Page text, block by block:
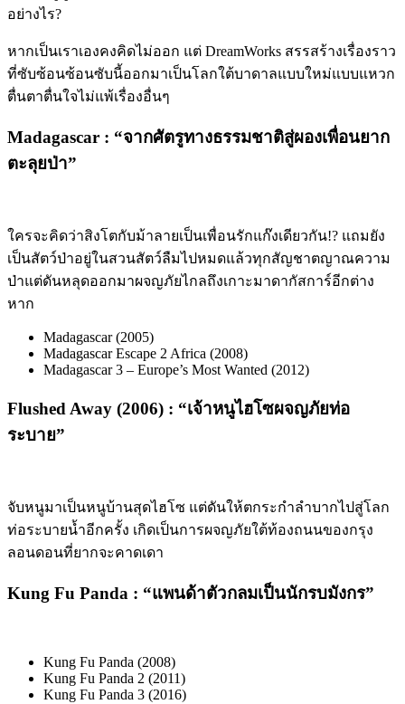
อย่างไร?
หากเป็นเราเองคงคิดไม่ออก แต่ DreamWorks สรรสร้างเรื่องราว
ที่ซับซ้อนซ้อนซับนี้ออกมาเป็นโลกใต้บาดาลแบบใหม่แบบแหวก
ตื่นตาตื่นใจไม่แพ้เรื่องอื่นๆ
Madagascar : “จากศัตรูทางธรรมชาติสู่ผองเพื่อนยาก
ตะลุยป่า”
ใครจะคิดว่าสิงโตกับม้าลายเป็นเพื่อนรักแก๊งเดียวกัน!? แถมยัง
เป็นสัตว์ป่าอยู่ในสวนสัตว์ลืมไปหมดแล้วทุกสัญชาตญาณความ
ป่าแต่ดันหลุดออกมาผจญภัยไกลถึงเกาะมาดากัสการ์อีกต่าง
หาก
Madagascar (2005)
Madagascar Escape 2 Africa (2008)
Madagascar 3 – Europe’s Most Wanted (2012)
Flushed Away (2006) : “เจ้าหนูไฮโซผจญภัยท่อ
ระบาย”
จับหนูมาเป็นหนูบ้านสุดไฮโซ แต่ดันให้ตกระกําลําบากไปสู่โลก
ท่อระบายน้ำอีกครั้ง เกิดเป็นการผจญภัยใต้ท้องถนนของกรุง
ลอนดอนที่ยากจะคาดเดา
Kung Fu Panda : “แพนด้าตัวกลมเป็นนักรบมังกร”
Kung Fu Panda (2008)
Kung Fu Panda 2 (2011)
Kung Fu Panda 3 (2016)